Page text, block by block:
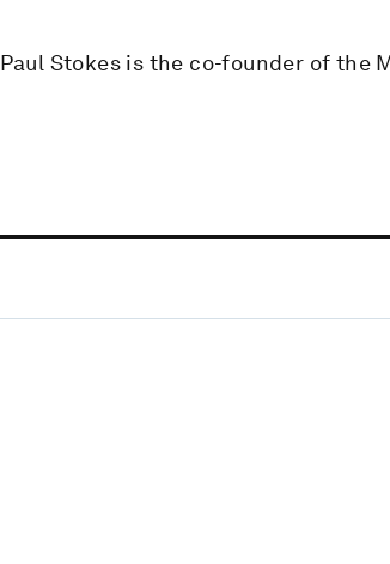
Paul Stokes is the co-founder of the